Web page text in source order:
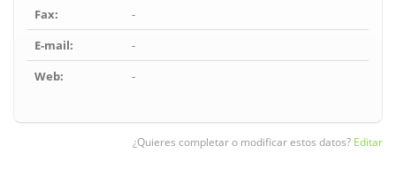
Fax:
-
E-mail:
-
Web:
-
¿Quieres completar o modificar estos datos? Editar